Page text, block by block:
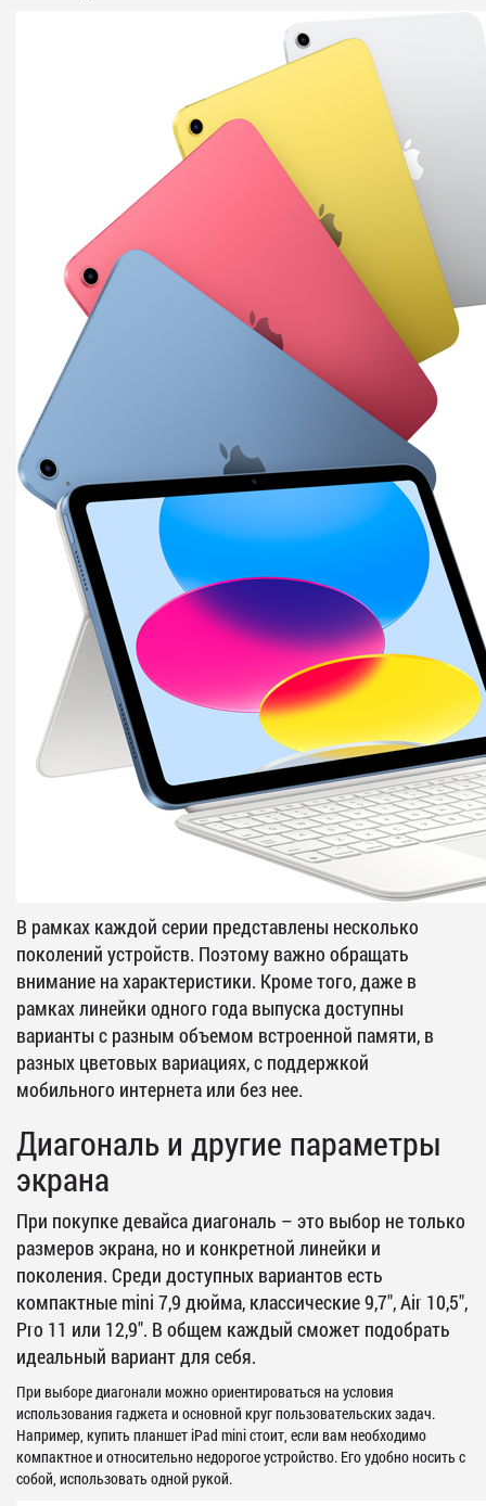
В рамках каждой серии представлены несколько
поколений устройств. Поэтому важно обращать
внимание на характеристики. Кроме того, даже в
рамках линейки одного года выпуска доступны
варианты с разным объемом встроенной памяти, в
разных цветовых вариациях, с поддержкой
мобильного интернета или без нее.
Диагональ и другие параметры
экрана
При покупке девайса диагональ – это выбор не только
размеров экрана, но и конкретной линейки и
поколения. Среди доступных вариантов есть
компактные mini 7,9 дюйма, классические 9,7", Air 10,5",
Pro 11 или 12,9". В общем каждый сможет подобрать
идеальный вариант для себя.
При выборе диагонали можно ориентироваться на условия
использования гаджета и основной круг пользовательских задач.
Например, купить планшет iPad mini стоит, если вам необходимо
компактное и относительно недорогое устройство. Его удобно носить с
собой, использовать одной рукой.